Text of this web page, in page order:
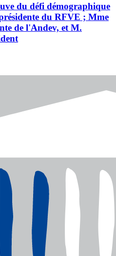
du défi démographique
du RFVE ; Mme
de l'Andev, et M.